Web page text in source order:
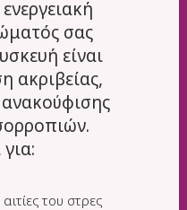
σας
είναι
ακριβείας,
του στρες